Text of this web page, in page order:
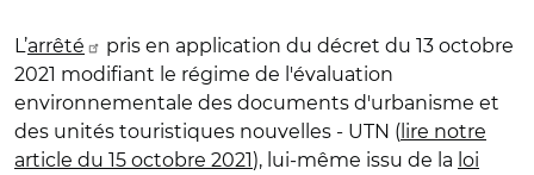
L’arrêté
pris en application du décret du 13 octobre
2021 modifiant le régime de l'évaluation
environnementale des documents d'urbanisme et
des unités touristiques nouvelles - UTN ( lire notre
article du 15 octobre 2021), lui-même issu de la loi